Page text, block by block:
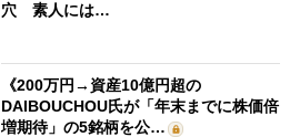
穴 素人には…
《200万円→資産10億円超の
DAIBOUCHOU氏が「年末までに株価倍
増期待」の5銘柄を公…